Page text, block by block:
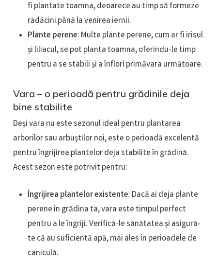
fi plantate toamna, deoarece au timp să formeze
rădăcini până la venirea iernii.
Plante perene: Multe plante perene, cum ar fi irisul
și liliacul, se pot planta toamna, oferindu-le timp
pentru a se stabili și a înflori primăvara următoare.
Vara – o perioadă pentru grădinile deja
bine stabilite
Deși vara nu este sezonul ideal pentru plantarea
arborilor sau arbuștilor noi, este o perioadă excelentă
pentru îngrijirea plantelor deja stabilite în grădină.
Acest sezon este potrivit pentru:
Îngrijirea plantelor existente: Dacă ai deja plante
perene în grădina ta, vara este timpul perfect
pentru a le îngriji. Verifică-le sănătatea și asigură-
te că au suficientă apă, mai ales în perioadele de
caniculă.